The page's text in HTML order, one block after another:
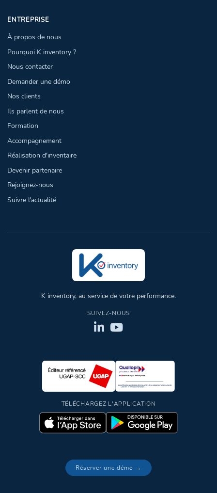
ENTREPRISE
À propos de nous
Pourquoi K inventory ?
Nous contacter
Demander une démo
Nos clients
Ils parlent de nous
Formation
Accompagnement
Réalisation d'inventaire
Devenir partenaire
Rejoignez-nous
Suivre l'actualité
K inventory, au service de votre performance.
SUIVEZ-NOUS
TÉLÉCHARGEZ L'APPLICATION
Réserver une démo →